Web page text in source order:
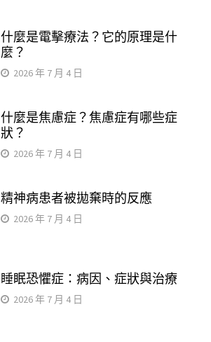
什麼是電擊療法？它的原理是什
麼？
2026 年 7 月 4 日
什麼是焦慮症？焦慮症有哪些症
狀？
2026 年 7 月 4 日
精神病患者被拋棄時的反應
2026 年 7 月 4 日
睡眠恐懼症：病因、症狀與治療
2026 年 7 月 4 日